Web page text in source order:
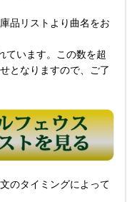
品リストより曲名をお
ています。この数を超
となりますので、ご了
のタイミングによって